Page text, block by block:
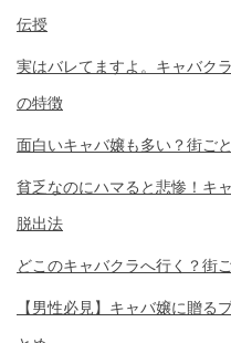
伝授
実はバレてますよ。キャバク
の特徴
面白いキャバ嬢も多い？街ご
貧乏なのにハマると悲惨！キ
脱出法
どこのキャバクラへ行く？街
【男性必見】キャバ嬢に贈る